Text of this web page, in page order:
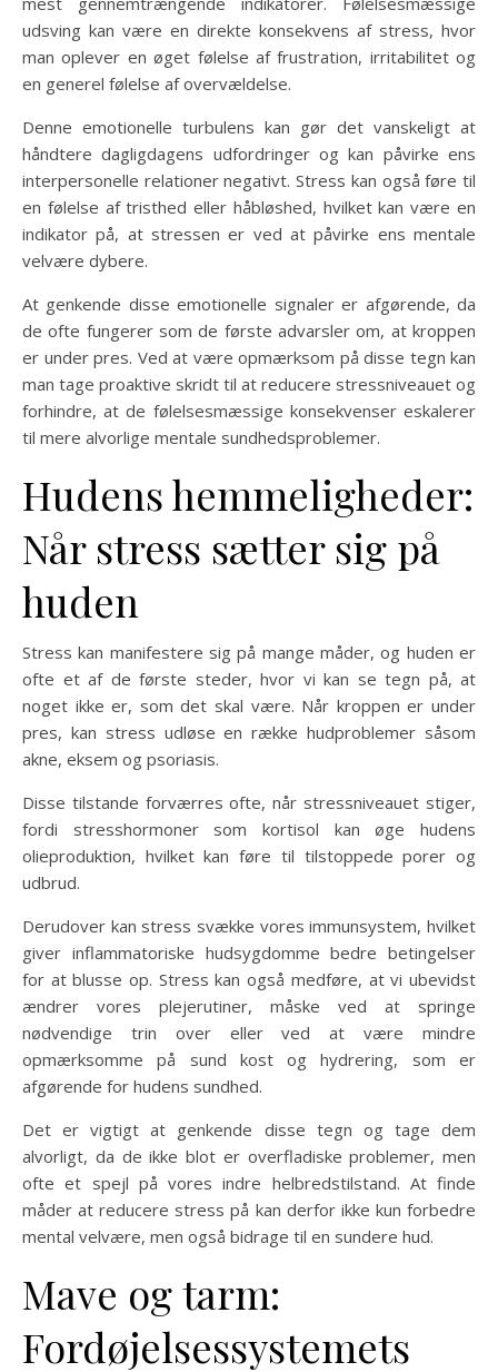
udsving kan være en direkte konsekvens af stress, hvor
man oplever en øget følelse af frustration, irritabilitet og
en generel følelse af overvældelse.
Denne emotionelle turbulens kan gør det vanskeligt at
håndtere dagligdagens udfordringer og kan påvirke ens
interpersonelle relationer negativt. Stress kan også føre til
en følelse af tristhed eller håbløshed, hvilket kan være en
indikator på, at stressen er ved at påvirke ens mentale
velvære dybere.
At genkende disse emotionelle signaler er afgørende, da
de ofte fungerer som de første advarsler om, at kroppen
er under pres. Ved at være opmærksom på disse tegn kan
man tage proaktive skridt til at reducere stressniveauet og
forhindre, at de følelsesmæssige konsekvenser eskalerer
til mere alvorlige mentale sundhedsproblemer.
Hudens hemmeligheder:
Når stress sætter sig på
huden
Stress kan manifestere sig på mange måder, og huden er
ofte et af de første steder, hvor vi kan se tegn på, at
noget ikke er, som det skal være. Når kroppen er under
pres, kan stress udløse en række hudproblemer såsom
akne, eksem og psoriasis.
Disse tilstande forværres ofte, når stressniveauet stiger,
fordi stresshormoner som kortisol kan øge hudens
olieproduktion, hvilket kan føre til tilstoppede porer og
udbrud.
Derudover kan stress svække vores immunsystem, hvilket
giver inflammatoriske hudsygdomme bedre betingelser
for at blusse op. Stress kan også medføre, at vi ubevidst
ændrer vores plejerutiner, måske ved at springe
nødvendige trin over eller ved at være mindre
opmærksomme på sund kost og hydrering, som er
afgørende for hudens sundhed.
Det er vigtigt at genkende disse tegn og tage dem
alvorligt, da de ikke blot er overfladiske problemer, men
ofte et spejl på vores indre helbredstilstand. At finde
måder at reducere stress på kan derfor ikke kun forbedre
mental velvære, men også bidrage til en sundere hud.
Mave og tarm:
Fordøjelsessystemets